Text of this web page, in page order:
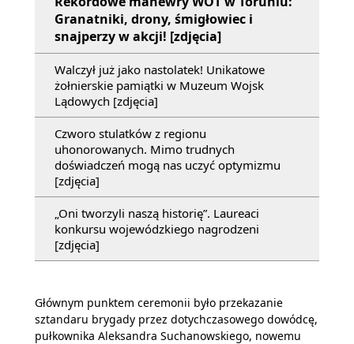
Granatniki, drony, śmigłowiec i
snajperzy w akcji! [zdjęcia]
Walczył już jako nastolatek! Unikatowe
żołnierskie pamiątki w Muzeum Wojsk
Lądowych [zdjęcia]
Czworo stulatków z regionu
uhonorowanych. Mimo trudnych
doświadczeń mogą nas uczyć optymizmu
[zdjęcia]
„Oni tworzyli naszą historię”. Laureaci
konkursu wojewódzkiego nagrodzeni
[zdjęcia]
Głównym punktem ceremonii było przekazanie
sztandaru brygady przez dotychczasowego dowódcę,
pułkownika Aleksandra Suchanowskiego, nowemu